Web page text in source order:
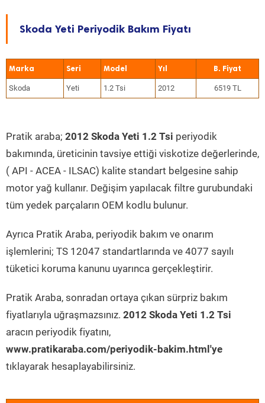
Skoda Yeti Periyodik Bakım Fiyatı
Marka Seri Model Yıl
Skoda Yeti 1.2 Tsi 2012 6519 TL
Pratik araba; 2012 Skoda Yeti 1.2 Tsi periyodik
bakımında, üreticinin tavsiye ettiği viskotize değerlerinde,
( API - ACEA - ILSAC) kalite standart belgesine sahip
motor yağ kullanır. Değişim yapılacak filtre gurubundaki
tüm yedek parçaların OEM kodlu bulunur.
Ayrıca Pratik Araba, periyodik bakım ve onarım
işlemlerini; TS 12047 standartlarında ve 4077 sayılı
tüketici koruma kanunu uyarınca gerçekleştirir.
Pratik Araba, sonradan ortaya çıkan sürpriz bakım
fiyatlarıyla uğraşmazsınız. 2012 Skoda Yeti 1.2 Tsi
aracın periyodik fiyatını,
www.pratikaraba.com/periyodik-bakim.html'ye
tıklayarak hesaplayabilirsiniz.